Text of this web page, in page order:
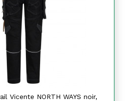
Vicente NORTH WAYS noir,